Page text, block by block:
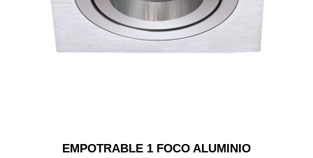
EMPOTRABLE 1 FOCO ALUMINIO